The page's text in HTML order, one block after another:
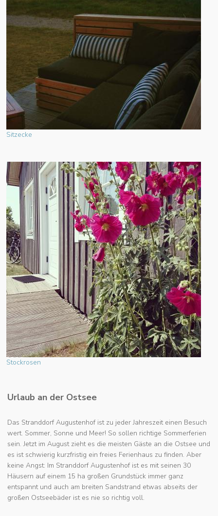
Sitzecke
Stockrosen
Urlaub an der Ostsee
Das Stranddorf Augustenhof ist zu jeder Jahreszeit einen Besuch
wert. Sommer, Sonne und Meer! So sollen richtige Sommerferien
sein. Jetzt im August zieht es die meisten Gäste an die Ostsee und
es ist schwierig kurzfristig ein freies Ferienhaus zu finden. Aber
keine Angst: Im Stranddorf Augustenhof ist es mit seinen 30
Häusern auf einem 15 ha großen Grundstück immer ganz
entspannt und auch am breiten Sandstrand etwas abseits der
großen Ostseebäder ist es nie so richtig voll.